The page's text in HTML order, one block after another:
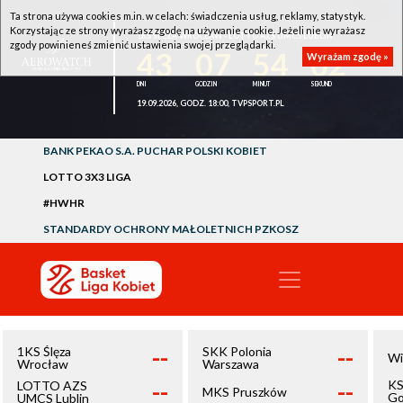
1KS ŚLĘZA WROCŁAW - LOTTO AZS UMCS LUBLIN
02
19.09.2026, GODZ. 18:00, TVPSPORT.PL
BANK PEKAO S.A. PUCHAR POLSKI KOBIET
LOTTO 3X3 LIGA
#HWHR
STANDARDY OCHRONY MAŁOLETNICH PZKOSZ
1KS Ślęza
Wrocław
--
LOTTO AZS
UMCS Lublin
--
SKK Polonia
Warszawa
--
MKS Pruszków --
Ta strona używa cookies m.in. w celach: świadczenia usług, reklamy, statystyk.
Korzystając ze strony wyrażasz zgodę na używanie cookie. Jeżeli nie wyrażasz
zgody powinieneś zmienić ustawienia swojej przeglądarki.
Wyrażam zgodę »